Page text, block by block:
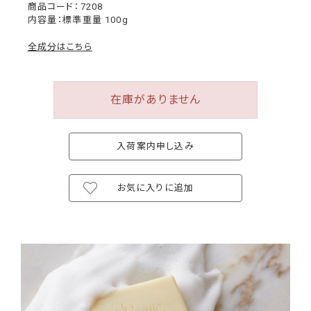
7208
内容量：標準重量 100g
全成分はこちら
お気に入りに追加
入荷案内申し込み
在庫がありません